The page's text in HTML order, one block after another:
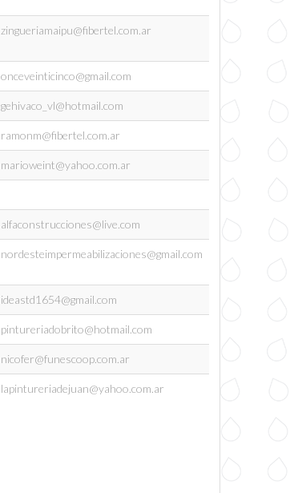
zingueriamaipu@fibertel.com.ar
onceveinticinco@gmail.com
gehivaco_vl@hotmail.com
ramonm@fibertel.com.ar
marioweint@yahoo.com.ar
alfaconstrucciones@live.com
nordesteimpermeabilizaciones@gmail.com
ideastd1654@gmail.com
pintureriadobrito@hotmail.com
nicofer@funescoop.com.ar
lapintureriadejuan@yahoo.com.ar